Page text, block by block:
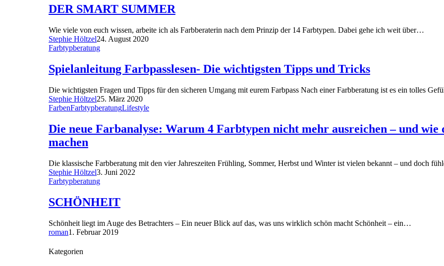
DER SMART SUMMER
Wie viele von euch wissen, arbeite ich als Farbberaterin nach dem Prinzip der 14 Farbtypen. Dabei gehe ich weit über…
Stephie Höltzel24. August 2020
Farbtypberatung
Spielanleitung Farbpasslesen- Die wichtigsten Tipps und Tricks
Die wichtigsten Fragen und Tipps für den sicheren Umgang mit eurem Farbpass Nach einer Farbberatung ist es ein tolles
Stephie Höltzel25. März 2020
FarbenFarbtypberatungLifestyle
Die neue Farbanalyse: Warum 4 Farbtypen nicht mehr ausreichen – und
machen
Die klassische Farbberatung mit den vier Jahreszeiten Frühling, Sommer, Herbst und Winter ist vielen bekannt – und doch
Stephie Höltzel3. Juni 2022
Farbtypberatung
SCHÖNHEIT
Schönheit liegt im Auge des Betrachters – Ein neuer Blick auf das, was uns wirklich schön macht Schönheit – ein…
roman1. Februar 2019
Kategorien